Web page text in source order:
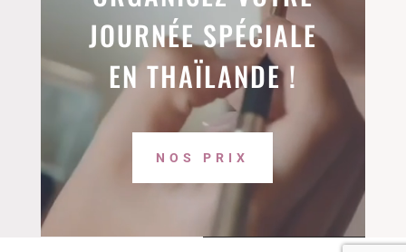
JOURNÉE SPÉCIALE
EN THAÏLANDE !
NOS PRIX